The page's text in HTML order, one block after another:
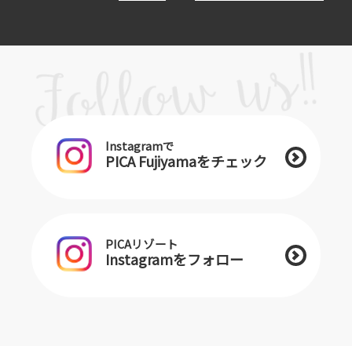
Instagramで
PICA Fujiyamaをチェック
PICAリゾート
Instagramをフォロー